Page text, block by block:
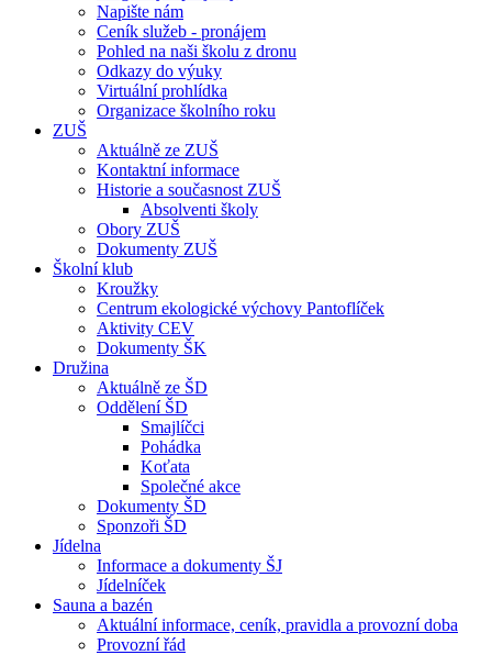
Napište nám
Ceník služeb - pronájem
Pohled na naši školu z dronu
Odkazy do výuky
Virtuální prohlídka
Organizace školního roku
ZUŠ
Aktuálně ze ZUŠ
Kontaktní informace
Historie a současnost ZUŠ
Absolventi školy
Obory ZUŠ
Dokumenty ZUŠ
Školní klub
Kroužky
Centrum ekologické výchovy Pantoflíček
Aktivity CEV
Dokumenty ŠK
Družina
Aktuálně ze ŠD
Oddělení ŠD
Smajlíčci
Pohádka
Koťata
Společné akce
Dokumenty ŠD
Sponzoři ŠD
Jídelna
Informace a dokumenty ŠJ
Jídelníček
Sauna a bazén
Aktuální informace, ceník, pravidla a provozní doba
Provozní řád